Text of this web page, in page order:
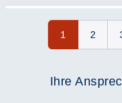
1 2
Ihre